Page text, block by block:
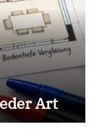
Art